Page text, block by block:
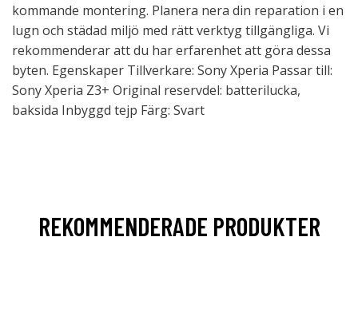
kommande montering. Planera nera din reparation i en
lugn och städad miljö med rätt verktyg tillgängliga. Vi
rekommenderar att du har erfarenhet att göra dessa
byten. Egenskaper Tillverkare: Sony Xperia Passar till:
Sony Xperia Z3+ Original reservdel: batterilucka,
baksida Inbyggd tejp Färg: Svart
REKOMMENDERADE PRODUKTER